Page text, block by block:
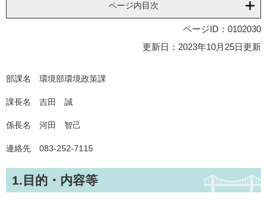
ページ内目次
ページID：0102030
更新日：2023年10月25日更新
部課名 環境部環境政策課
課長名 吉田 誠
係長名 河田 智己
連絡先 083-252-7115
1.目的・内容等